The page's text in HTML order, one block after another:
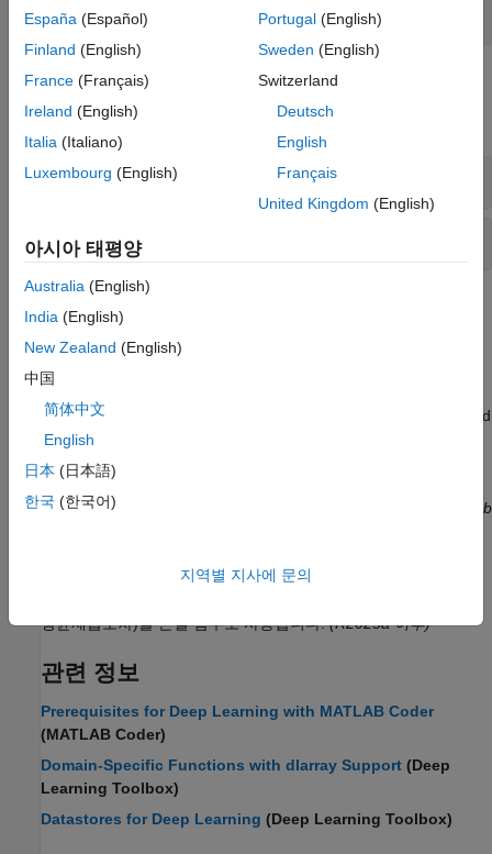
dlarray 지원
객체
모두 확장
dlarray 지원
데이터 가져오기 및 전처리
도움말 항목
Background Data Generation
Generate simulation input data in the background while running
generating the data in advance and recalling the stored data and
run time.
Cosine Similarity As a Channel Estimate Quality Metric
Use the cosine similarity metric to compare two vectors.
(R2024b
거리 척도로서의 정규화된 평균제곱오차
평균제곱오차)를 손실 함수로 사용합니다.(R2025a 이후)
관련 정보
Prerequisites for Deep Learning with MATLAB Coder
(MATLAB Coder)
Domain-Specific Functions with dlarray Support (Deep
Learning Toolbox)
Datastores for Deep Learning (Deep Learning Toolbox)
España (Español)
Finland (English)
France (Français)
Ireland (English)
Italia (Italiano)
Luxembourg (English)
Portugal(English)
Sweden (English)
Switzerland
Deutsch
English
Français
United Kingdom (English)
아시아 태평양
Australia (English)
India (English)
New Zealand (English)
中国
简体中文
English
日本 (日本語)
한국 (한국어)
지역별 지사에 문의